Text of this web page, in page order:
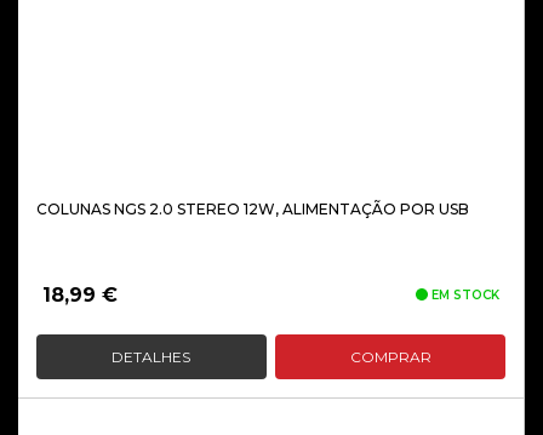
COLUNAS NGS 2.0 STEREO 12W, ALIMENTAÇÃO POR USB
18,99 € EM STOCK
DETALHES COMPRAR